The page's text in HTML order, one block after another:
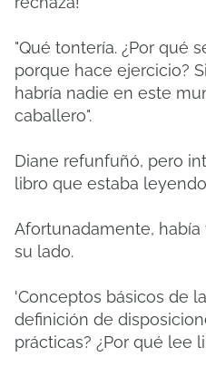
"Qué tontería. ¿Por qué
porque hace ejercicio?
habría nadie en este
caballero".
Diane refunfuñó, pero
libro que estaba
Afortunadamente, había
su lado.
'Conceptos básicos de
definición de
prácticas? ¿Por qué lee